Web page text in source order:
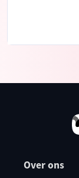
Over ons